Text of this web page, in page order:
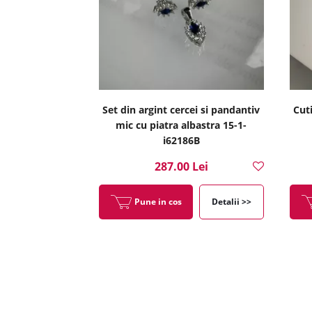
Set din argint cercei si pandantiv
mic cu piatra albastra 15-1-
i62186B
287.00 Lei
Pune in cos Detalii >>